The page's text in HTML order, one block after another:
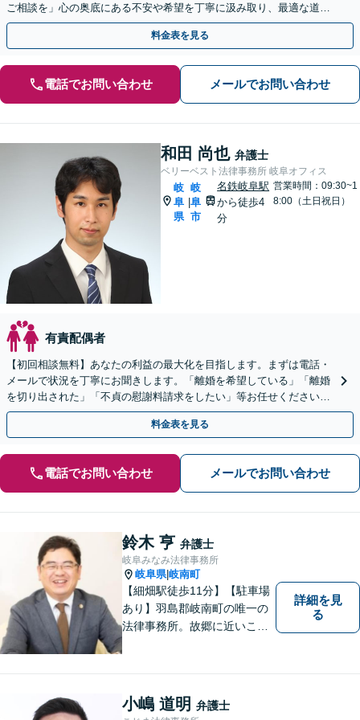
ご相談を」心の奥底にある不安や希望を丁寧に汲み取り、最適な道筋
を一緒に見出します【WEB面談対応】【出張相談可】
料金表を見る
電話でお問い合わせ メールでお問い合わせ
和田 尚也 弁護士
ベリーベスト法律事務所 岐阜オフィス
岐
阜
県
岐
阜
市
名鉄岐阜駅
から徒歩4
分
営業時間：09:30~1
8:00（土日祝日）
有責配偶者
【初回相談無料】あなたの利益の最大化を目指します。まずは電話・
メールで状況を丁寧にお聞きします。「離婚を希望している」「離婚
を切り出された」「不貞の慰謝料請求をしたい」等お任せください。
【リーズナブルな料金設定】
料金表を見る
電話でお問い合わせ メールでお問い合わせ
鈴木 亨 弁護士
岐阜みなみ法律事務所
岐阜県|岐南町
【細畑駅徒歩11分】【駐車場
あり】羽島郡岐南町の唯一の
法律事務所。故郷に近いこの
弁護をいたします。依頼者と
弁護士という垣根を超えて、
良きパートナーとして貢献し
詳細を見
る
小嶋 道明 弁護士